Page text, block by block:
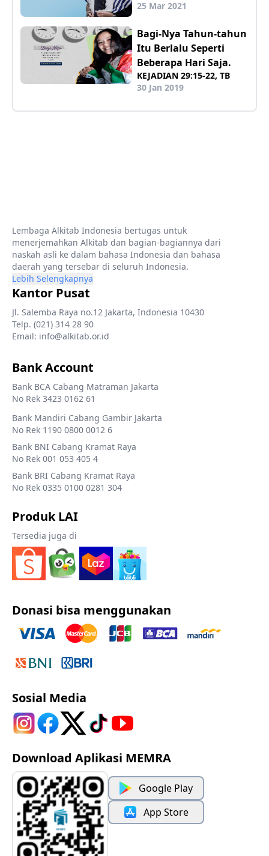
25 Mar 2021
Bagi-Nya Tahun-tahun
Itu Berlalu Seperti
Beberapa Hari Saja.
KEJADIAN 29:15-22, TB
30 Jan 2019
Lembaga Alkitab Indonesia bertugas untuk
menerjemahkan Alkitab dan bagian-bagiannya dari
naskah asli ke dalam bahasa Indonesia dan bahasa
daerah yang tersebar di seluruh Indonesia.
Lebih Selengkapnya
Kantor Pusat
Jl. Salemba Raya no.12 Jakarta, Indonesia 10430
Telp. (021) 314 28 90
Email: info@alkitab.or.id
Bank Account
Bank BCA Cabang Matraman Jakarta
No Rek 3423 0162 61
Bank Mandiri Cabang Gambir Jakarta
No Rek 1190 0800 0012 6
Bank BNI Cabang Kramat Raya
No Rek 001 053 405 4
Bank BRI Cabang Kramat Raya
No Rek 0335 0100 0281 304
Produk LAI
Tersedia juga di
Donasi bisa menggunakan
Sosial Media
Download Aplikasi MEMRA
Google Play
App Store